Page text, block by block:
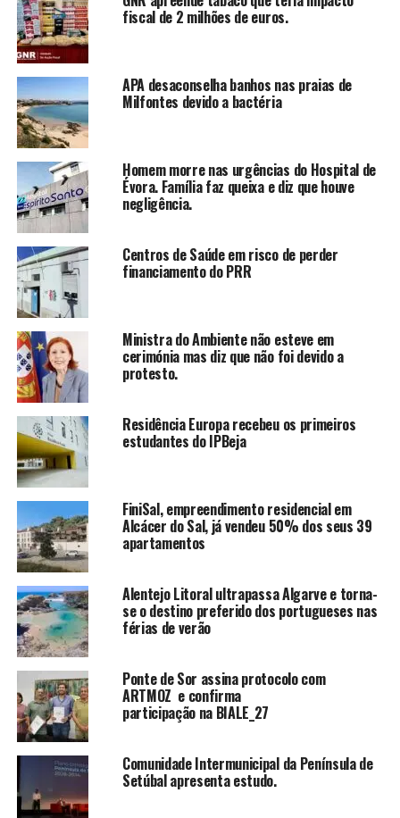
fiscal de 2 milhões de euros.
APA desaconselha banhos nas praias de
Milfontes devido a bactéria
Homem morre nas urgências do Hospital de
Évora. Família faz queixa e diz que houve
negligência.
Centros de Saúde em risco de perder
financiamento do PRR
Ministra do Ambiente não esteve em
cerimónia mas diz que não foi devido a
protesto.
Residência Europa recebeu os primeiros
estudantes do IPBeja
FiniSal, empreendimento residencial em
Alcácer do Sal, já vendeu 50% dos seus 39
apartamentos
Alentejo Litoral ultrapassa Algarve e torna-
se o destino preferido dos portugueses nas
férias de verão
Ponte de Sor assina protocolo com
ARTMOZ e confirma
participação na BIALE_27
Comunidade Intermunicipal da Península de
Setúbal apresenta estudo.